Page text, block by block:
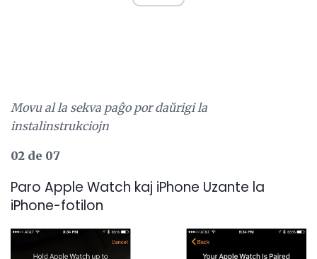
Movu al la sekva paĝo por daŭrigi la
instalinstrukciojn
02 de 07
Paro Apple Watch kaj iPhone Uzante la
iPhone-fotilon